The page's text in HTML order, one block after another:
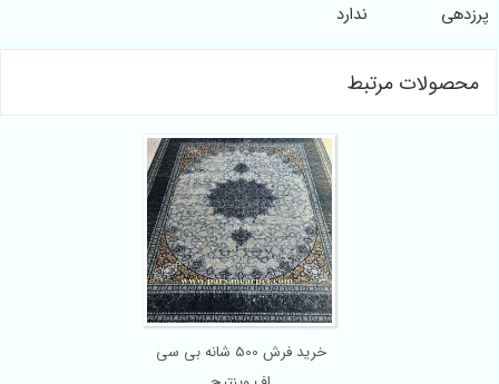
پرزدهی
ندارد
محصولات مرتبط
خرید فرش 500 شانه بی سی